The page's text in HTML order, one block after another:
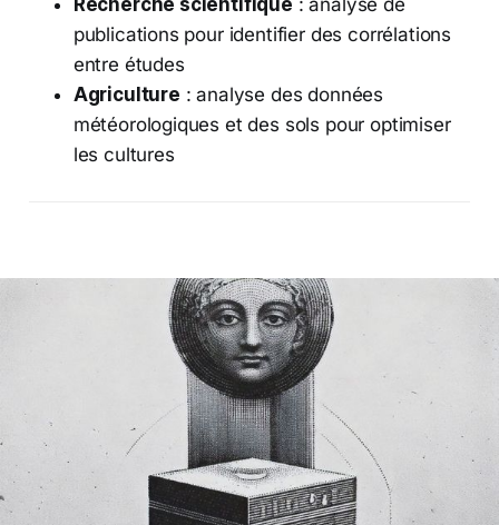
publications pour identifier des corrélations
entre études
Agriculture : analyse des données
météorologiques et des sols pour optimiser
les cultures